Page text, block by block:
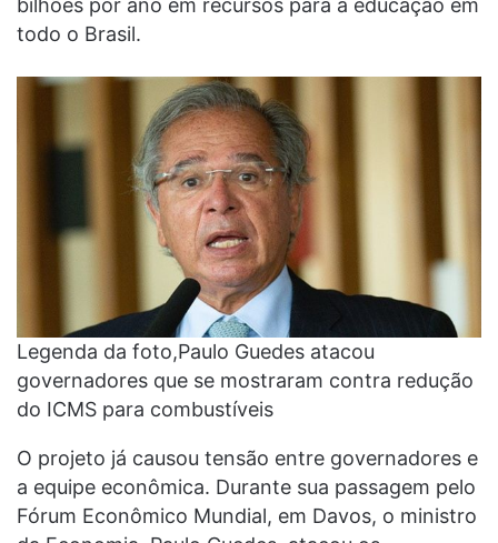
bilhões por ano em recursos para a educação em
todo o Brasil.
Legenda da foto,Paulo Guedes atacou
governadores que se mostraram contra redução
do ICMS para combustíveis
O projeto já causou tensão entre governadores e
a equipe econômica. Durante sua passagem pelo
Fórum Econômico Mundial, em Davos, o ministro